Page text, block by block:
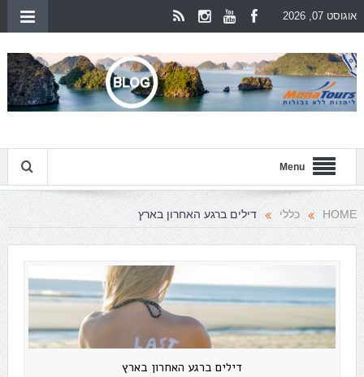
אוגוסט 07, 2026
Menu
HOME כללי דילים ברגע האחרון בארץ
דילים ברגע האחרון בארץ